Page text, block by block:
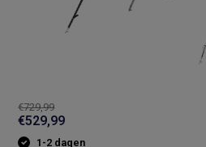
€729,99
€529,99
1-2 dagen